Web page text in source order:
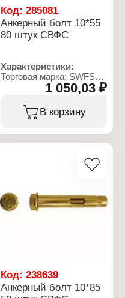
Тип товара: Болт
Вариация: анкерный
Назначение: для бетона
камня кирпичной кладки
Длина мм: 80
Покрытие:
желтопассивированный
Код:285081
Анкерный болт 10*55
80 штук СВФС
Характеристики:
Торговая марка: SWFS
Артикул: тов-077573
Вариация: анкерный
Назначение: для бетона
1 050,03 ₽
В корзину
Код:238639
Анкерный болт 10*85